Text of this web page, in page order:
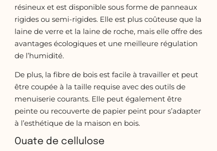
résineux et est disponible sous forme de panneaux
rigides ou semi-rigides. Elle est plus coûteuse que la
laine de verre et la laine de roche, mais elle offre des
avantages écologiques et une meilleure régulation
de l’humidité.
De plus, la fibre de bois est facile à travailler et peut
être coupée à la taille requise avec des outils de
menuiserie courants. Elle peut également être
peinte ou recouverte de papier peint pour s’adapter
à l’esthétique de la maison en bois.
Ouate de cellulose